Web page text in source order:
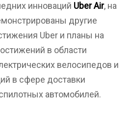
инноваций Uber Air, на
другие
Uber и планы на
в области
велосипедов и
в сфере доставки
автомобилей.